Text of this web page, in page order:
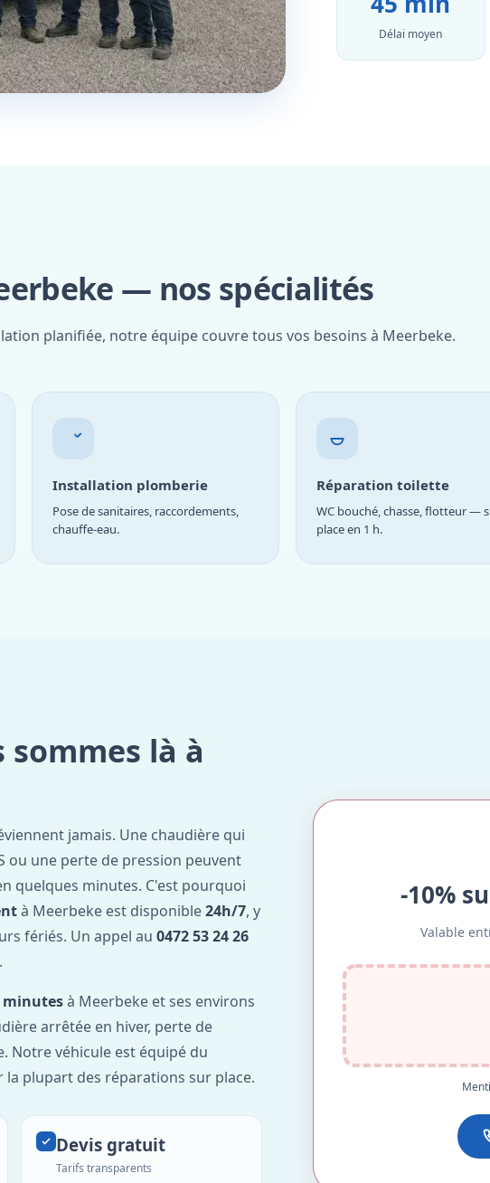
Délai moyen
— nos spécialités
planifiée, notre équipe couvre tous vos besoins à Meerbeke.
Installation plomberie
Pose de sanitaires, raccordements,
chauffe-eau.
Réparation toilette
WC bouché, chasse, flotteur —
place en 1 h.
sommes là à
jamais. Une chaudière qui
ou une perte de pression peuvent
quelques minutes. C'est pourquoi
à Meerbeke est disponible24h/7, y
fériés. Un appel au 0472 53 24 26
minutesà Meerbeke et ses environs
arrêtée en hiver, perte de
Notre véhicule est équipé du
plupart des réparations sur place.
Devis gratuit
Tarifs transparents
-10%
Valable